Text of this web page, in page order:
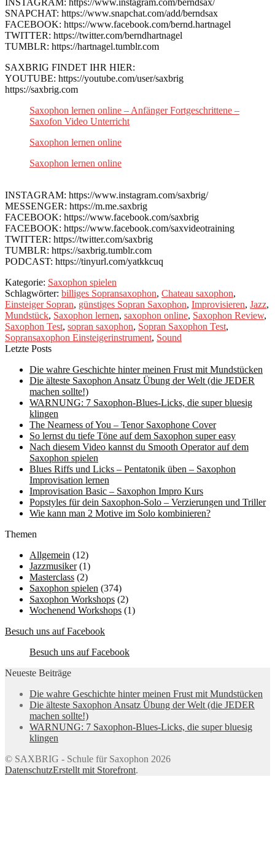
SNAPCHAT: https://www.snapchat.com/add/berndsax
FACEBOOK: https://www.facebook.com/bernd.hartnagel
TWITTER: https://twitter.com/berndhartnagel
TUMBLR: https://hartnagel.tumblr.com
SAXBRIG FINDET IHR HIER:
YOUTUBE: https://youtube.com/user/saxbrig
https://saxbrig.com
Saxophon lernen online – Anfänger Fortgeschrittene –
Saxofon Video Unterricht
Saxophon lernen online
Saxophon lernen online
INSTAGRAM: https://www.instagram.com/saxbrig/
MESSENGER: https://m.me.saxbrig
FACEBOOK: https://www.facebook.com/saxbrig
FACEBOOK: https://www.facebook.com/saxvideotraining
TWITTER: https://twitter.com/saxbrig
TUMBLR: https://saxbrig.tumblr.com
PODCAST: https://tinyurl.com/yatkkcuq
Kategorie: Saxophon spielen
Schlagwörter: billiges Sopransaxophon, Chateau saxophon,
Einsteiger Sopran, günstiges Sopran Saxophon, Improvisieren, Jazz,
Mundstück, Saxophon lernen, saxophon online, Saxophon Review,
Saxophon Test, sopran saxophon, Sopran Saxophon Test,
Sopransaxophon Einsteigerinstrument, Sound
Letzte Posts
Die wahre Geschichte hinter meinen Frust mit Mundstücken
Die älteste Saxophon Ansatz Übung der Welt (die JEDER
machen sollte!)
WARNUNG: 7 Saxophon-Blues-Licks, die super bluesig
klingen
The Nearness of You – Tenor Saxophone Cover
So lernst du tiefe Töne auf dem Saxophon super easy
Nach diesem Video kannst du Smooth Operator auf dem
Saxophon spielen
Blues Riffs und Licks – Pentatonik üben – Saxophon
Improvisation lernen
Improvisation Basic – Saxophon Impro Kurs
Popstyles für dein Saxophon-Solo – Verzierungen und Triller
Wie kann man 2 Motive im Solo kombinieren?
Themen
Allgemein (12)
Jazzmusiker(1)
Masterclass (2)
Saxophon spielen (374)
Saxophon Workshops (2)
Wochenend Workshops (1)
Besuch uns auf Facebook
Besuch uns auf Facebook
Neueste Beiträge
Die wahre Geschichte hinter meinen Frust mit Mundstücken
Die älteste Saxophon Ansatz Übung der Welt (die JEDER
machen sollte!)
WARNUNG: 7 Saxophon-Blues-Licks, die super bluesig
klingen
© SAXBRIG - Schule für Saxophon 2026
DatenschutzErstellt mit Storefront.